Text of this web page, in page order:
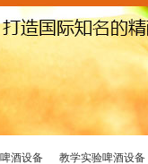
酒设备 教学实验啤酒设备